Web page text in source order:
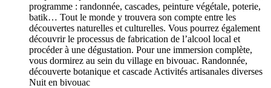
programme : randonnée, cascades, peinture végétale, poterie,
batik… Tout le monde y trouvera son compte entre les
découvertes naturelles et culturelles. Vous pourrez également
découvrir le processus de fabrication de l’alcool local et
procéder à une dégustation. Pour une immersion complète,
vous dormirez au sein du village en bivouac. Randonnée,
découverte botanique et cascade Activités artisanales diverses
Nuit en bivouac